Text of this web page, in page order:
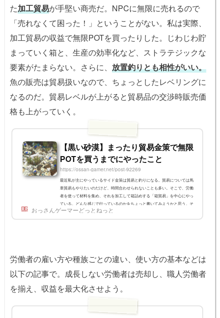
た加工貿易が手堅い商売だ。NPCに無限に売れるので
「売れなくて困った！」ということがない。私は実際、
加工貿易の収益で無限POTを買ったりした。じわじわ貯
まっていく箱と、生産の効率化など、ストラテジックな
要素がたまらない。さらに、 放置釣りとも相性がいい。
魚の販売は貿易扱いなので、ちょっとしたレベリングに
なるのだ。貿易レベルが上がると貿易品の交渉時販売価
格も上がっていく。
【黒い砂漠】まったり貿易金策で無限
POTを買うまでにやったこと
https://ossan-gamer.net/post-92269
最近私が主にやっているサイド金策は貿易と釣りになる。貿易については馬
車貿易もやりたいのだけど、時間合わせられないことも多い。そこで、労働
者を使って材料を集め、それを加工して箱詰めする「箱貿易」を中心にやっ
ている。どんな感じで行っているのかをちょっと書いてみようかと思う。そ
もそも「貿易」ってなんだ？黒い砂漠には「貿易品」というアイテムがあ
る。貿易品には原産地が設定されていて、原産地から販売したい場所まで拠
おっさんゲーマーどっとねっと
労働者の雇い方や種族ごとの違い、使い方の基本などは
以下の記事で。成長しない労働者は売却し、職人労働者
を揃え、収益を最大化させよう。